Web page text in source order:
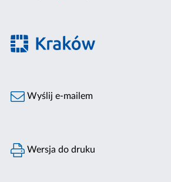
Wyślij e-mailem
Wersja do druku